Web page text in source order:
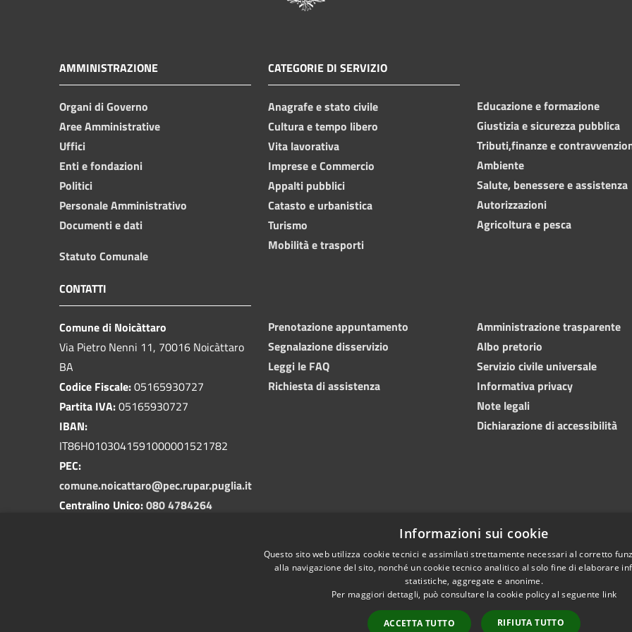
AMMINISTRAZIONE
Organi di Governo
Aree Amministrative
Uffici
Enti e fondazioni
Politici
Personale Amministrativo
Documenti e dati
Statuto Comunale
CATEGORIE DI SERVIZIO
Anagrafe e stato civile
Cultura e tempo libero
Vita lavorativa
Imprese e Commercio
Appalti pubblici
Catasto e urbanistica
Turismo
Mobilità e trasporti
Educazione e formazione
Giustizia e sicurezza pubblica
Tributi,finanze e
Ambiente
Salute, benessere e assistenza
Autorizzazioni
Agricoltura e pesca
CONTATTI
Comune di Noicàttaro
Via Pietro Nenni 11, 70016 Noicàttaro
BA
Codice Fiscale:05165930727
Partita IVA:05165930727
IBAN:
IT86H0103041591000001521782
PEC:
comune.noicattaro@pec.rupar.puglia.it
Centralino Unico:080 4784264
Prenotazione appuntamento
Segnalazione disservizio
Leggi le FAQ
Richiesta di assistenza
Amministrazione trasparente
Albo pretorio
Servizio civile universale
Informativa privacy
Note legali
Dichiarazione di accessibilità
Mappa del sito Difensore civico Copyright © 2023
Informazioni sui cookie
Questo sito web utilizza cookie tecnici e assimilati strettamente necessari al corretto
alla navigazione del sito, nonché un cookie tecnico analitico al solo fine di elaborare
statistiche, aggregate e anonime.
Per maggiori dettagli, può consultare la cookie policy al seguente link
ACCETTA TUTTO RIFIUTA TUTTO